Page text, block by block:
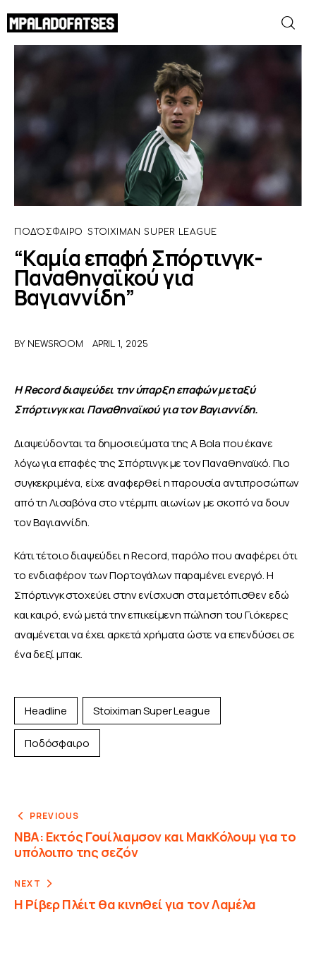
“Καμία επαφή Σπόρτινγκ-Παναθηναϊκού
ΜΟΥΝΤΙΑΛ 2026
ΠΟΔΟΣΦΑΙΡΟ
ΜΠΑΣΚΕΤ
ΣΠΟΡ
ΣΥΝΕΝΤΕΥΞΕΙΣ
BLOGS
ΑΦΙΕΡΩΜΑΤΑ
MEET THE TEAM
ΠΟΔΌΣΦΑΙΡΟ STOIXIMAN SUPER LEAGUE
“Καμία επαφή Σπόρτινγκ-
Παναθηναϊκού για
Βαγιαννίδη”
BY NEWSROOM APRIL 1, 2025
Η Record διαψεύδει την ύπαρξη επαφών μεταξύ
Σπόρτινγκ και Παναθηναϊκού για τον Βαγιαννίδη.
Διαψεύδονται τα δημοσιεύματα της A Bola που έκανε
λόγω για επαφές της Σπόρτινγκ με τον Παναθηναϊκό. Πιο
συγκεκριμένα, είχε αναφερθεί η παρουσία αντιπροσώπων
από τη Λισαβόνα στο ντέρμπι αιωνίων με σκοπό να δουν
τον Βαγιαννίδη.
Κάτι τέτοιο διαψεύδει η Record, παρόλο που αναφέρει ότι
το ενδιαφέρον των Πορτογάλων παραμένει ενεργό. Η
Σπόρτινγκ στοχεύει στην ενίσχυση στα μετόπισθεν εδώ
και καιρό, ενώ μετά την επικείμενη πώληση του Γιόκερες
αναμένεται να έχει αρκετά χρήματα ώστε να επενδύσει σε
ένα δεξί μπακ.
Headline Stoiximan Super League
Ποδόσφαιρο
PREVIOUS
ΝΒΑ: Εκτός Γουίλιαμσον και ΜακΚόλουμ για το
υπόλοιπο της σεζόν
NEXT
Η Ρίβερ Πλέιτ θα κινηθεί για τον Λαμέλα